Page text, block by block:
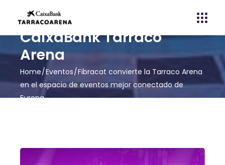
CaixaBank Tarraco
Arena
Home Eventos Fibracat convierte la Tarraco Arena
en el espacio de eventos mejor conectado de
Europa